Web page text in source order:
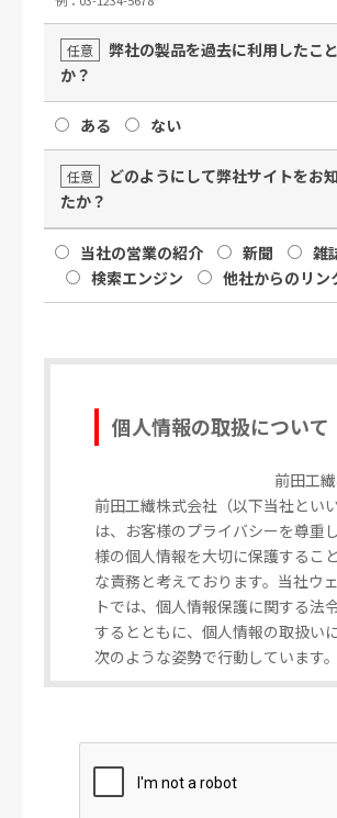
任意
弊社の製品を過去に利用したこ
か？
ある ない
任意
どのようにして弊社サイトをお
たか？
当社の営業の紹介 新聞
雑
検索エンジン
他社からのリン
個人情報の取扱について
前田工
前田工繊株式会社（以下当社といい
は、お客様のプライバシーを尊重
様の個人情報を大切に保護するこ
な責務と考えております。当社ウ
トでは、個人情報保護に関する法
するとともに、個人情報の取扱い
次のような姿勢で行動しています。
合、その情報はお客様からのお問
並びにご要望に対し、当社が回答